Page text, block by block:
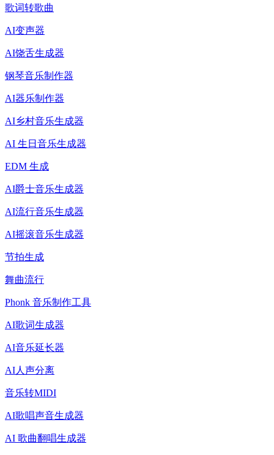
歌词转歌曲
AI变声器
AI饶舌生成器
钢琴音乐制作器
AI器乐制作器
AI乡村音乐生成器
AI 生日音乐生成器
EDM 生成
AI爵士音乐生成器
AI流行音乐生成器
AI摇滚音乐生成器
节拍生成
舞曲流行
Phonk 音乐制作工具
AI歌词生成器
AI音乐延长器
AI人声分离
音乐转MIDI
AI歌唱声音生成器
AI 歌曲翻唱生成器